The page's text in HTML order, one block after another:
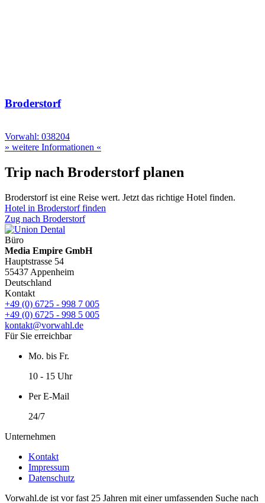
Broderstorf
Vorwahl: 038204
» weitere Informationen «
Trip nach Broderstorf planen
Broderstorf ist eine Reise wert. Jetzt das richtige Hotel finden.
Hotel in Broderstorf finden
Zug nach Broderstorf
Büro
Media Empire GmbH
Hauptstrasse 54
55437 Appenheim
Deutschland
Kontakt
+49 (0) 6725 - 998 7 005
+49 (0) 6725 - 998 5 005
kontakt@vorwahl.de
Für Sie erreichbar
Mo. bis Fr.
10 - 15 Uhr
Per E-Mail
24/7
Unternehmen
Kontakt
Impressum
Datenschutz
Vorwahl.de ist vor fast 25 Jahren mit einer umfassenden Suche nach